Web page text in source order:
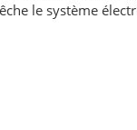
le système